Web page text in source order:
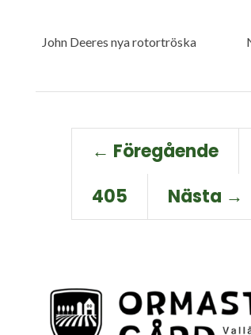
John Deeres nya rotortröska
← Föregående
405
Nästa →